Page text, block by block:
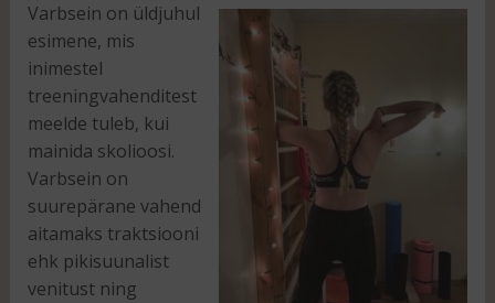
Varbsein on üldjuhul
esimene, mis
inimestel
treeningvahenditest
meelde tuleb, kui
mainida skolioosi.
Varbsein on
suurepärane vahend
aitamaks traktsiooni
ehk pikisuunalist
venitust ning